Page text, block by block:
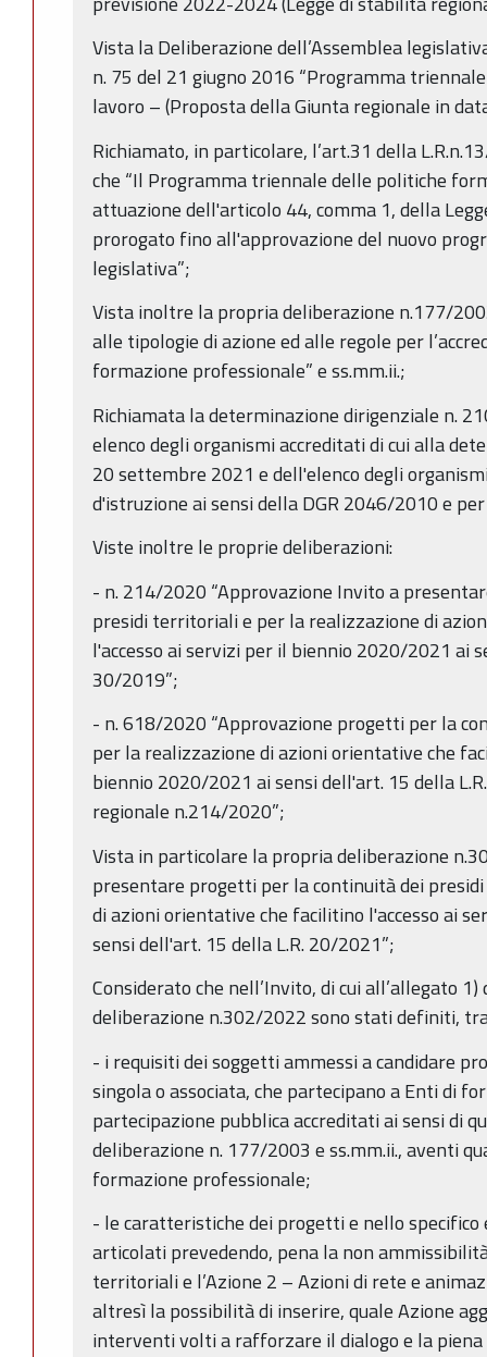
Vista la Deliberazione dell’Assemblea
n. 75 del 21 giugno 2016 “Programma
lavoro – (Proposta della Giunta regionale in
Richiamato, in particolare, l’art.31 della
che “Il Programma triennale delle politiche
attuazione dell'articolo 44, comma 1, della
prorogato fino all'approvazione del nuovo
legislativa”;
Vista inoltre la propria deliberazione n.177/
alle tipologie di azione ed alle regole per
formazione professionale” e ss.mm.ii.;
Richiamata la determinazione dirigenziale n.
elenco degli organismi accreditati di cui alla
20 settembre 2021 e dell'elenco degli
d'istruzione ai sensi della DGR 2046/2010 e
Viste inoltre le proprie deliberazioni:
- n. 214/2020 “Approvazione Invito a
presidi territoriali e per la realizzazione di
l'accesso ai servizi per il biennio 2020/2021 ai
30/2019”;
- n. 618/2020 “Approvazione progetti per la
per la realizzazione di azioni orientative che
biennio 2020/2021 ai sensi dell'art. 15 della
regionale n.214/2020”;
Vista in particolare la propria deliberazione
presentare progetti per la continuità dei
di azioni orientative che facilitino l'accesso ai
sensi dell'art. 15 della L.R. 20/2021”;
Considerato che nell’Invito, di cui all’allegato
deliberazione n.302/2022 sono stati definiti,
- i requisiti dei soggetti ammessi a candidare
singola o associata, che partecipano a Enti di
partecipazione pubblica accreditati ai sensi di
deliberazione n. 177/2003 e ss.mm.ii., aventi
formazione professionale;
- le caratteristiche dei progetti e nello specifico
articolati prevedendo, pena la non
territoriali e l’Azione 2 – Azioni di rete e
altresì la possibilità di inserire, quale Azione
interventi volti a rafforzare il dialogo e la